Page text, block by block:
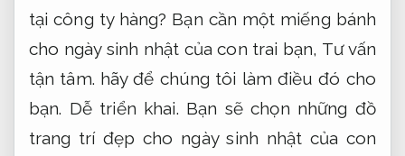
tại công ty hàng? Bạn cần một miếng bánh
cho ngày sinh nhật của con trai bạn, Tư vấn
tận tâm. hãy để chúng tôi làm điều đó cho
bạn. Dễ triển khai. Bạn sẽ chọn những đồ
trang trí đẹp cho ngày sinh nhật của con